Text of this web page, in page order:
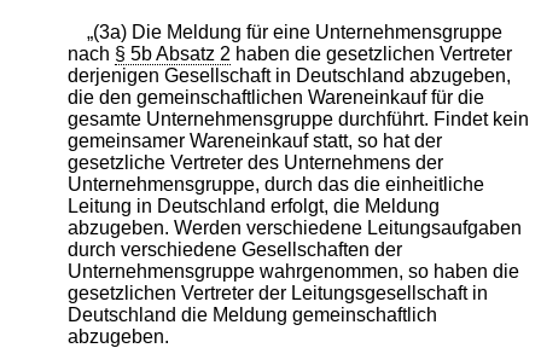
„(3a) Die Meldung für eine Unternehmensgruppe
nach § 5b Absatz 2 haben die gesetzlichen Vertreter
derjenigen Gesellschaft in Deutschland abzugeben,
die den gemeinschaftlichen Wareneinkauf für die
gesamte Unternehmensgruppe durchführt. Findet kein
gemeinsamer Wareneinkauf statt, so hat der
gesetzliche Vertreter des Unternehmens der
Unternehmensgruppe, durch das die einheitliche
Leitung in Deutschland erfolgt, die Meldung
abzugeben. Werden verschiedene Leitungsaufgaben
durch verschiedene Gesellschaften der
Unternehmensgruppe wahrgenommen, so haben die
gesetzlichen Vertreter der Leitungsgesellschaft in
Deutschland die Meldung gemeinschaftlich
abzugeben.